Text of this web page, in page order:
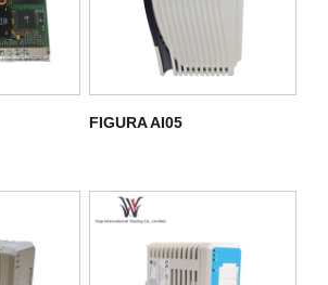
FIGURA AI05